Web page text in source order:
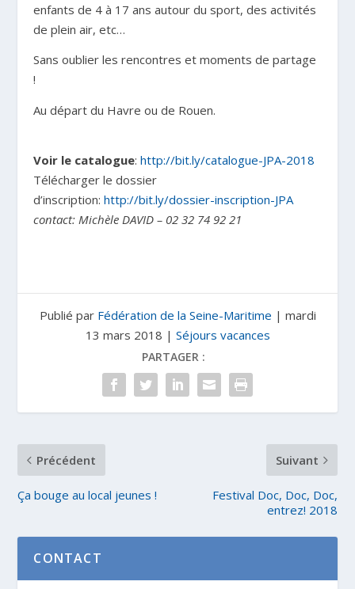
enfants de 4 à 17 ans autour du sport, des activités
de plein air, etc…
Sans oublier les rencontres et moments de partage
!
Au départ du Havre ou de Rouen.
Voir le catalogue:http://bit.ly/catalogue-JPA-2018
Télécharger le dossier
d’inscription:http://bit.ly/dossier-inscription-JPA
contact: Michèle DAVID – 02 32 74 92 21
Publié par Fédération de la Seine-Maritime | mardi
13 mars 2018 | Séjours vacances
PARTAGER :
Précédent
Ça bouge au local jeunes !
Suivant
Festival Doc, Doc, Doc,
entrez! 2018
CONTACT